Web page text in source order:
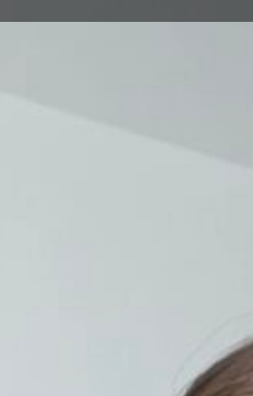
que buscabas?
por agregar,